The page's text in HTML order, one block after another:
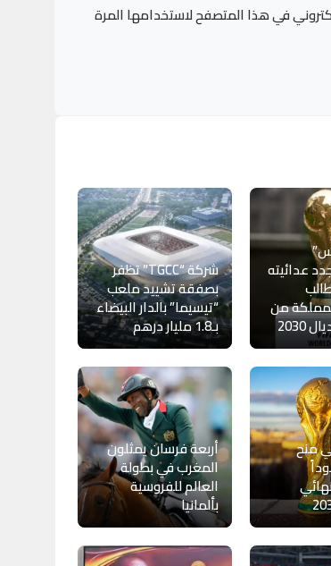
في هذا المتصفح لاستخدامها المرة
عدائيته
من
2030
شركة “TGCC” تظفر
بصفقة تشييد ملعب
“تيسيما” بالدار البيضاء
بـ1.8 مليار درهم
منح أربعة فرسان يمثلون
المغرب في بطولة
العالم للفروسية
بألمانيا